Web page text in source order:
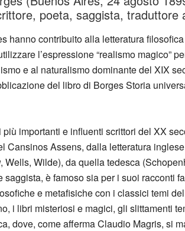
poeta, saggista, traduttore
hanno contribuito alla letteratura
l’espressione “realismo magico”
e al naturalismo dominante del XIX
del libro di Borges Storia
più importanti e influenti scrittori del XX
Cansinos Assens, dalla letteratura
Wells, Wilde), da quella tedesca
saggista, è famoso sia per i suoi racconti
e metafisiche con i classici temi
i libri misteriosi e magici, gli slittamenti
dove, come afferma Claudio Magris, si